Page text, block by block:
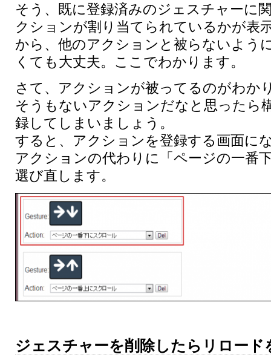
そう、既に登録済みのジェスチャーに
クションが割り当てられているかが表
から、他のアクションと被らないよう
くても大丈夫。ここでわかります。
さて、アクションが被ってるのがわか
そうもないアクションだなと思ったら
録してしまいましょう。
すると、アクションを登録する画面に
アクションの代わりに「ページの一番
選び直します。
ジェスチャーを削除したらリロー